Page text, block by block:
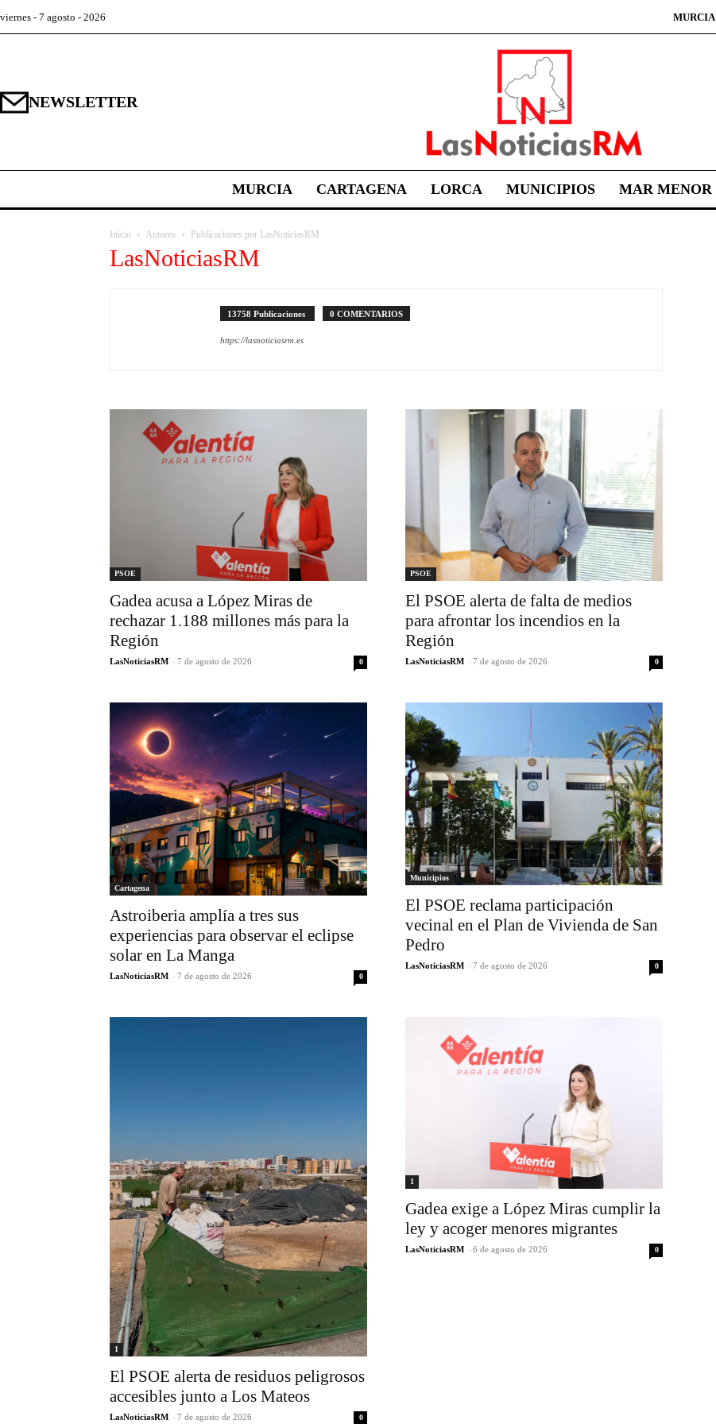
viernes - 7 agosto - 2026 MURCIA
NEWSLETTER
MURCIA CARTAGENA LORCA MUNICIPIOS MAR MENOR
Inicio Autores Publicaciones por LasNoticiasRM
LasNoticiasRM
13758 Publicaciones 0 COMENTARIOS
https://lasnoticiasrm.es
PSOE
Gadea acusa a López Miras de
rechazar 1.188 millones más para la
Región
LasNoticiasRM - 7 de agosto de 2026 0
PSOE
El PSOE alerta de falta de medios
para afrontar los incendios en la
Región
LasNoticiasRM - 7 de agosto de 2026 0
Cartagena
Astroiberia amplía a tres sus
experiencias para observar el eclipse
solar en La Manga
LasNoticiasRM - 7 de agosto de 2026 0
Municipios
El PSOE reclama participación
vecinal en el Plan de Vivienda de San
Pedro
LasNoticiasRM - 7 de agosto de 2026 0
1
El PSOE alerta de residuos peligrosos
accesibles junto a Los Mateos
LasNoticiasRM - 7 de agosto de 2026 0
1
Gadea exige a López Miras cumplir la
ley y acoger menores migrantes
LasNoticiasRM - 6 de agosto de 2026 0